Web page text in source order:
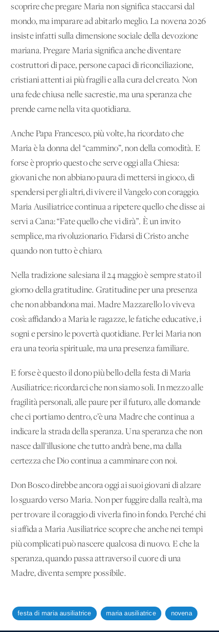
scoprire che pregare Maria non significa staccarsi dal
mondo, ma imparare ad abitarlo meglio. La novena 2026
insiste infatti sulla dimensione sociale della devozione
mariana. Pregare Maria significa anche diventare
costruttori di pace, persone capaci di riconciliazione,
cristiani attenti ai più fragili e alla cura del creato. Non
una fede chiusa nelle sacrestie, ma una speranza che
prende carne nella vita quotidiana.
Anche Papa Francesco, più volte, ha ricordato che
Maria è la donna del “cammino”, non della comodità. E
forse è proprio questo che serve oggi alla Chiesa:
giovani che non abbiano paura di mettersi in gioco, di
spendersi per gli altri, di vivere il Vangelo con coraggio.
Maria Ausiliatrice continua a ripetere quello che disse ai
servi a Cana: “Fate quello che vi dirà”. È un invito
semplice, ma rivoluzionario. Fidarsi di Cristo anche
quando non tutto è chiaro.
Nella tradizione salesiana il 24 maggio è sempre stato il
giorno della gratitudine. Gratitudine per una presenza
che non abbandona mai. Madre Mazzarello lo viveva
così: affidando a Maria le ragazze, le fatiche educative, i
sogni e persino le povertà quotidiane. Per lei Maria non
era una teoria spirituale, ma una presenza familiare.
E forse è questo il dono più bello della festa di Maria
Ausiliatrice: ricordarci che non siamo soli. In mezzo alle
fragilità personali, alle paure per il futuro, alle domande
che ci portiamo dentro, c’è una Madre che continua a
indicare la strada della speranza. Una speranza che non
nasce dall’illusione che tutto andrà bene, ma dalla
certezza che Dio continua a camminare con noi.
Don Bosco direbbe ancora oggi ai suoi giovani di alzare
lo sguardo verso Maria. Non per fuggire dalla realtà, ma
per trovare il coraggio di viverla fino in fondo. Perché chi
si affida a Maria Ausiliatrice scopre che anche nei tempi
più complicati può nascere qualcosa di nuovo. E che la
speranza, quando passa attraverso il cuore di una
Madre, diventa sempre possibile.
festa di maria ausiliatrice maria ausiliatrice novena